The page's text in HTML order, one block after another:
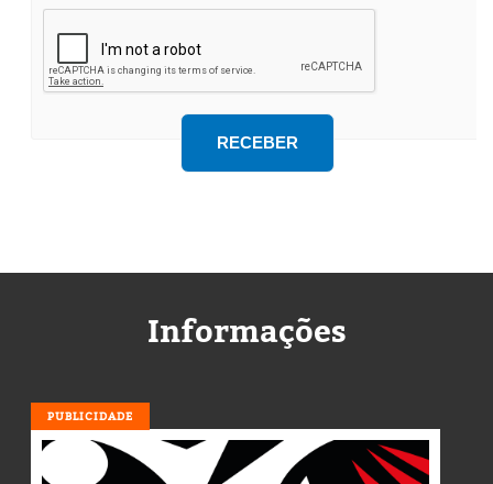
Informações
PUBLICIDADE